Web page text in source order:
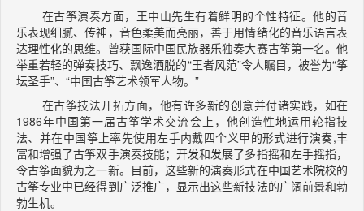
在古筝演奏方面，王中山先生有着鲜明的个性特征。他的音
乐表现细腻、传神，音色柔美而亮丽，善于用情绪化的音乐语言表
达理性化的思维。曾获国际中国民族器乐独奏大赛古筝第一名。他
举重若轻的弹奏技巧、飘逸洒脱的“王者风范”令人瞩目，被誉为“筝
坛圣手”、“中国古筝艺术领军人物。”
在古筝技法开拓方面，他有许多新的创意并付诸实践，如在
1986年中国第一届古筝学术交流会上，他创造性地运用轮指技
法、并在中国筝上率先使用左手内戴四个义甲的形式进行演奏,丰
富和增强了古筝双手演奏技能；开发和发展了多指摇和左手摇指，
令古筝面貌为之一新。目前，这些新的演奏形式在中国艺术院校的
古筝专业中已经得到广泛推广，显示出这些新技法的广阔前景和勃
勃生机。